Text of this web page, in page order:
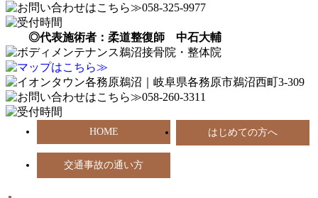
◎代表施術者：柔道整復師 中石大輔
HOME はじめての方へ
交通事故の通い方